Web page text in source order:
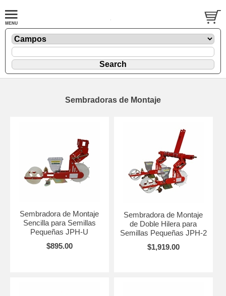
Sembradoras de Montaje
Sembradora de Montaje
Sencilla para Semillas
Pequeñas JPH-U
$895.00
Sembradora de Montaje
de Doble Hilera para
Semillas Pequeñas JPH-2
$1,919.00